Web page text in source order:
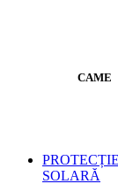
CAME
PROTECȚIE
SOLARĂ